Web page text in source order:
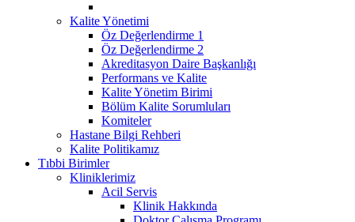
Kalite Yönetimi
Öz Değerlendirme 1
Öz Değerlendirme 2
Akreditasyon Daire Başkanlığı
Performans ve Kalite
Kalite Yönetim Birimi
Bölüm Kalite Sorumluları
Komiteler
Hastane Bilgi Rehberi
Kalite Politikamız
Tıbbi Birimler
Kliniklerimiz
Acil Servis
Klinik Hakkında